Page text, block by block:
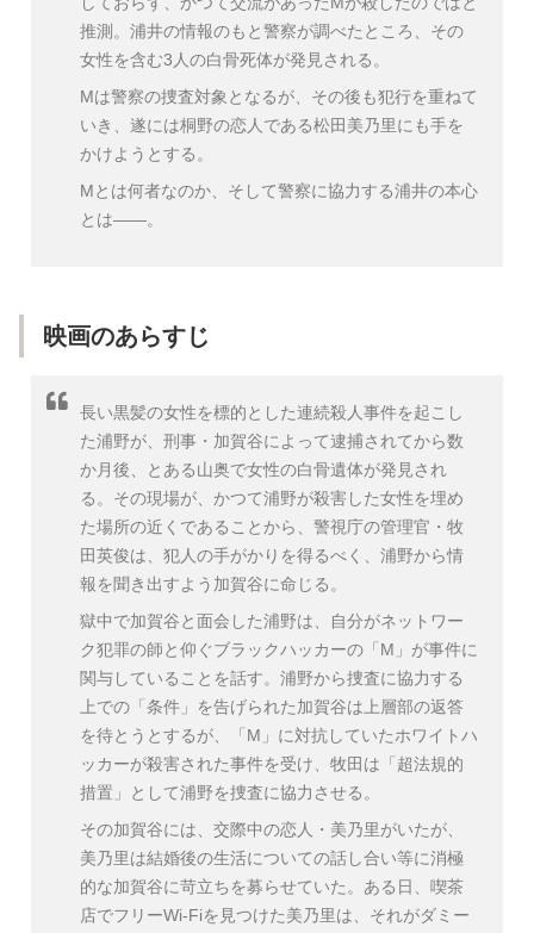
推測。浦井の情報のもと警察が調べたところ、その
女性を含む3人の白骨死体が発見される。
Mは警察の捜査対象となるが、その後も犯行を重ねて
いき、遂には桐野の恋人である松田美乃里にも手を
かけようとする。
Mとは何者なのか、そして警察に協力する浦井の本心
とは――。
映画のあらすじ
長い黒髪の女性を標的とした連続殺人事件を起こし
た浦野が、刑事・加賀谷によって逮捕されてから数
か月後、とある山奥で女性の白骨遺体が発見され
る。その現場が、かつて浦野が殺害した女性を埋め
た場所の近くであることから、警視庁の管理官・牧
田英俊は、犯人の手がかりを得るべく、浦野から情
報を聞き出すよう加賀谷に命じる。
獄中で加賀谷と面会した浦野は、自分がネットワー
ク犯罪の師と仰ぐブラックハッカーの「M」が事件に
関与していることを話す。浦野から捜査に協力する
上での「条件」を告げられた加賀谷は上層部の返答
を待とうとするが、「M」に対抗していたホワイトハ
ッカーが殺害された事件を受け、牧田は「超法規的
措置」として浦野を捜査に協力させる。
その加賀谷には、交際中の恋人・美乃里がいたが、
美乃里は結婚後の生活についての話し合い等に消極
的な加賀谷に苛立ちを募らせていた。ある日、喫茶
店でフリーWi-Fiを見つけた美乃里は、それがダミー